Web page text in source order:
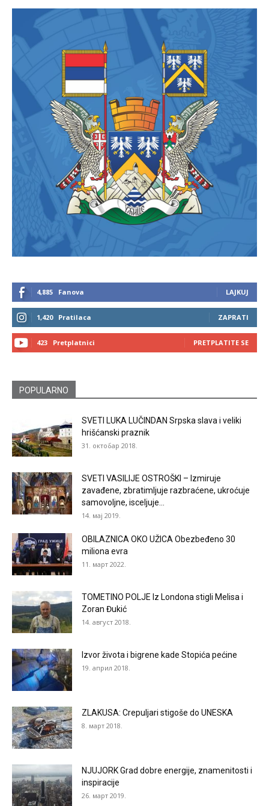
4,885 Fanova LAJKUJ
1,420 Pratilaca ZAPRATI
423 Pretplatnici PRETPLATITE SE
POPULARNO
SVETI LUKA LUČINDAN Srpska slava i veliki
hrišćanski praznik
31. октобар 2018.
SVETI VASILIJE OSTROŠKI – Izmiruje
zavađene, zbratimljuje razbraćene, ukroćuje
samovoljne, isceljuje...
14. мај 2019.
OBILAZNICA OKO UŽICA Obezbeđeno 30
miliona evra
11. март 2022.
TOMETINO POLJE Iz Londona stigli Melisa i
Zoran Đukić
14. август 2018.
Izvor života i bigrene kade Stopića pećine
19. април 2018.
ZLAKUSA: Crepuljari stigoše do UNESKA
8. март 2018.
NJUJORK Grad dobre energije, znamenitosti i
inspiracije
26. март 2019.